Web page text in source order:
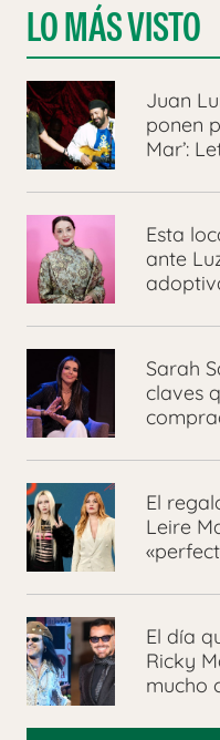
LO MÁS VISTO
Juan
ponen
Mar’:
Esta
ante
Sarah
claves
El
Leire
El día
Ricky
mucho